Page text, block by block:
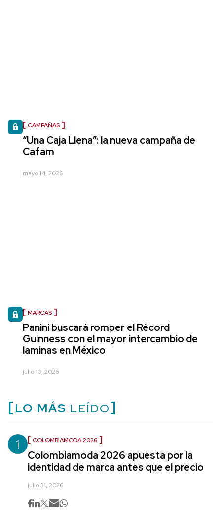
CAMPAÑAS
“Una Caja Llena”: la nueva campaña de
Cafam
mayo 14, 2026
MARCAS
Panini buscará romper el Récord
Guinness con el mayor intercambio de
laminas en México
julio 10, 2026
LO MÁS LEÍDO
1 COLOMBIAMODA 2026
Colombiamoda 2026 apuesta por la
identidad de marca antes que el precio
julio 31, 2026